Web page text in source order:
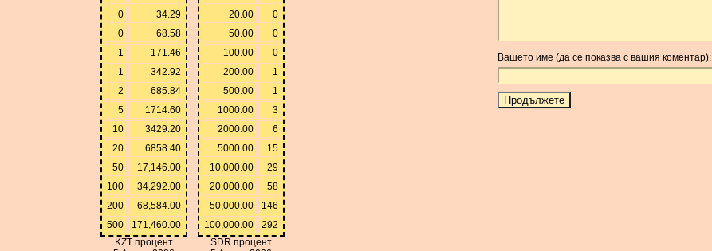
0
34.29
0
68.58
1
171.46
1
342.92
2
685.84
5
1714.60
10
3429.20
20
6858.40
50
17,146.00
100
34,292.00
200
68,584.00
500
171,460.00
KZT процент
20.00
0
50.00
0
100.00
0
200.00
1
500.00
1
1000.00
3
2000.00
6
5000.00
15
10,000.00
29
20,000.00
58
50,000.00
146
100,000.00
292
SDR процент
Вашето име (да се показва с вашия коментар):